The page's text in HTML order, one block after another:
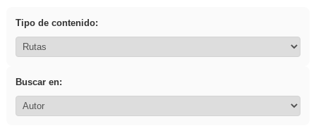
Tipo de contenido:
Buscar en: